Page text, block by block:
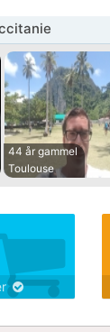
44 år gammel
Toulouse